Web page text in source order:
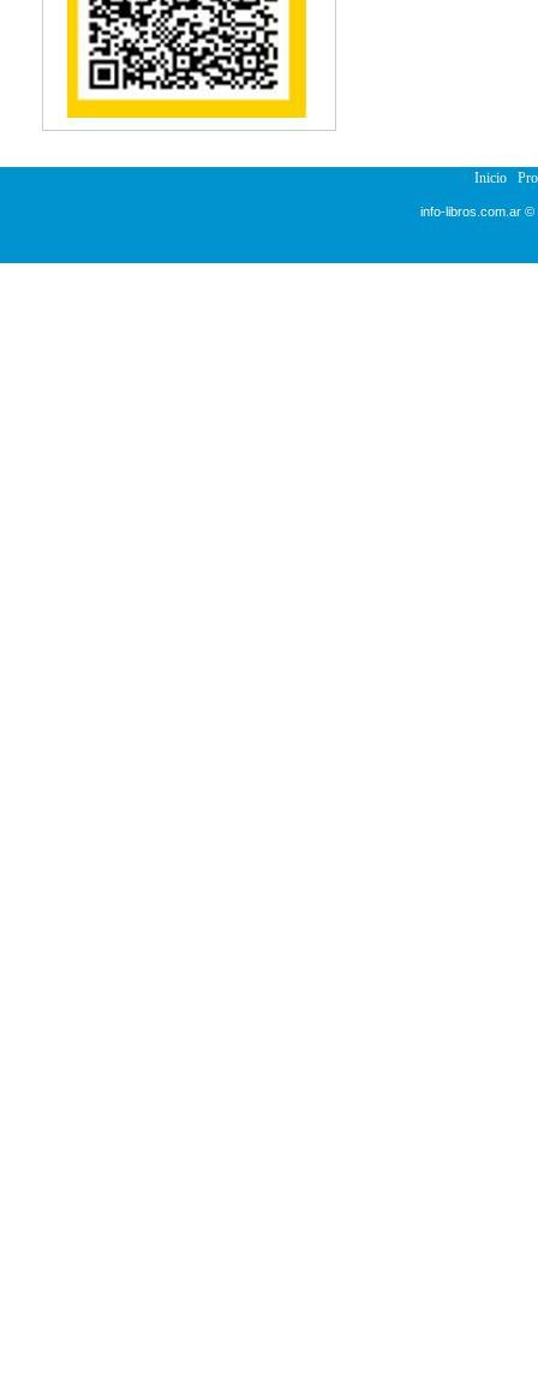
Reumatología
Salud Pública
Semiología
Terapia Ocupacional
Urología
Inicio
info-libros.com.ar